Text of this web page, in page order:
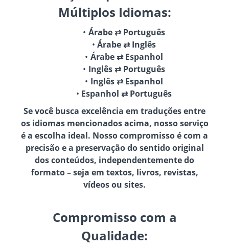
Múltiplos Idiomas:
Árabe ⇄ Português
Árabe ⇄ Inglês
Árabe ⇄ Espanhol
Inglês ⇄ Português
Inglês ⇄ Espanhol
Espanhol ⇄ Português
Se você busca excelência em traduções entre
os idiomas mencionados acima, nosso serviço
é a escolha ideal. Nosso compromisso é com a
precisão e a preservação do sentido original
dos conteúdos, independentemente do
formato – seja em textos, livros, revistas,
vídeos ou sites.
Compromisso com a
Qualidade: